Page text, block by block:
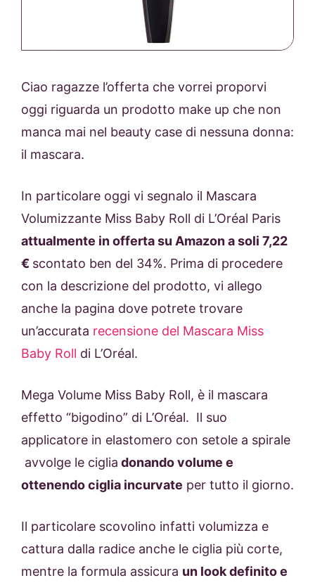
Ciao ragazze l’offerta che vorrei proporvi
oggi riguarda un prodotto make up che non
manca mai nel beauty case di nessuna donna:
il mascara.
In particolare oggi vi segnalo il Mascara
Volumizzante Miss Baby Roll di L’Oréal Paris
attualmente in offerta su Amazon a soli 7,22
€ scontato ben del 34%. Prima di procedere
con la descrizione del prodotto, vi allego
anche la pagina dove potrete trovare
un’accurata recensione del Mascara Miss
Baby Roll di L’Oréal.
Mega Volume Miss Baby Roll, è il mascara
effetto “bigodino” di L’Oréal. Il suo
applicatore in elastomero con setole a spirale
avvolge le ciglia donando volume e
ottenendo ciglia incurvate per tutto il giorno.
Il particolare scovolino infatti volumizza e
cattura dalla radice anche le ciglia più corte,
mentre la formula assicura un look definito e